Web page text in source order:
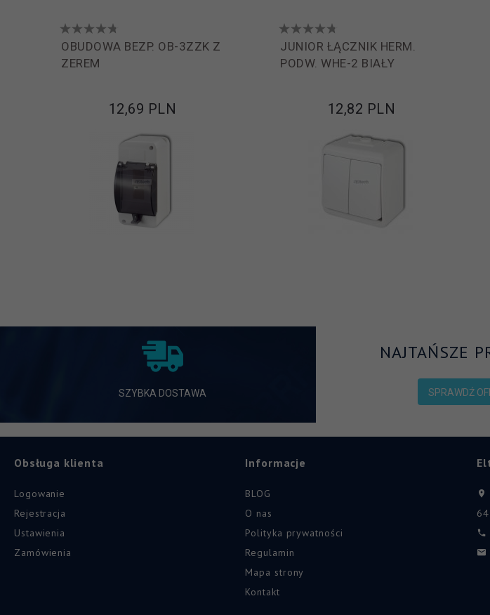
OBUDOWA BEZP. OB-3ZZK Z
ZEREM
12,69 PLN
JUNIOR ŁĄCZNIK HERM.
PODW. WHE-2 BIAŁY
12,82 PLN
SZYBKA DOSTAWA
NAJTAŃSZE
SPRAWDŹ
Obsługa klienta
Logowanie
Rejestracja
Ustawienia
Zamówienia
Informacje
BLOG
O nas
Polityka prywatności
Regulamin
Mapa strony
Kontakt